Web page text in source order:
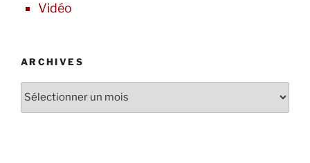
Vidéo
ARCHIVES
Archives